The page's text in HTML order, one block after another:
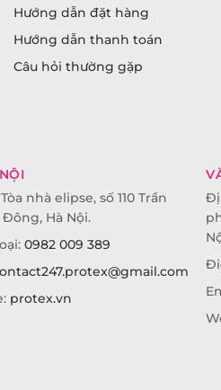
Hướng dẫn đặt hàng
Hướng dẫn thanh toán
Câu hỏi thường gặp
nhà elipse, số 110 Trần
Đông, Hà Nội.
0982 009 389
protex.vn